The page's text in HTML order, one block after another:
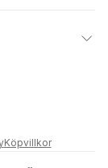
Köpvillkor